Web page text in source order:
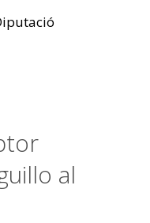
al